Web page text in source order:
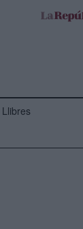
Llibres